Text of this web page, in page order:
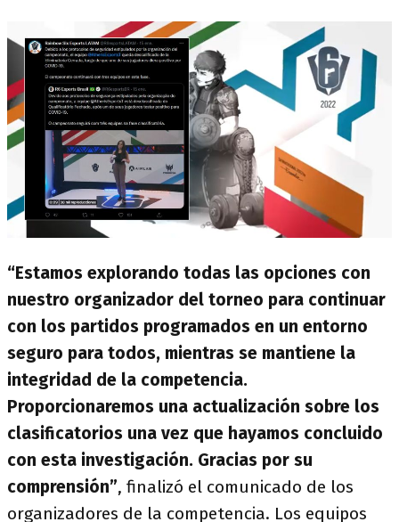
“Estamos explorando todas las opciones con
nuestro organizador del torneo para continuar
con los partidos programados en un entorno
seguro para todos, mientras se mantiene la
integridad de la competencia.
Proporcionaremos una actualización sobre los
clasificatorios una vez que hayamos concluido
con esta investigación. Gracias por su
comprensión”, finalizó el comunicado de los
organizadores de la competencia. Los equipos